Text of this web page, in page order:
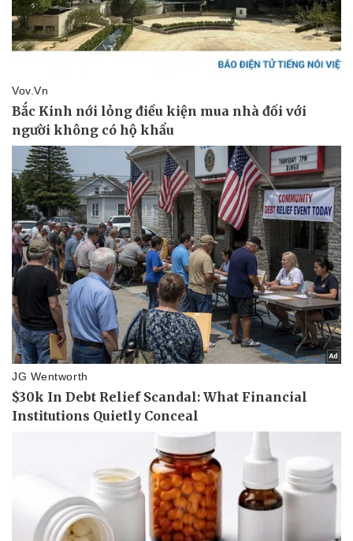
Kinh tế
Bất động sản
Khởi nghiệp
Thị trường
Tiêu dùng
Tỷ giá
Chứng khoán
Giá cà phê